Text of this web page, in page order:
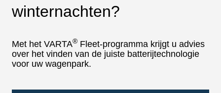
winternachten?
Met het VARTA® Fleet-programma krijgt u advies
over het vinden van de juiste batterijtechnologie
voor uw wagenpark.